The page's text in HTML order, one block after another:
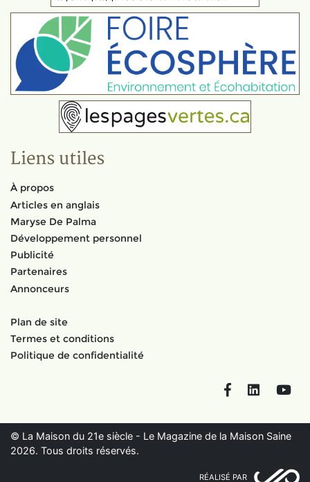
Liens utiles
À propos
Articles en anglais
Maryse De Palma
Développement personnel
Publicité
Partenaires
Annonceurs
Plan de site
Termes et conditions
Politique de confidentialité
FacebookLinkedIn
© La Maison du 21e siècle - Le Magazine de la Maison Saine
2026. Tous droits réservés.
RÉALISÉ PAR